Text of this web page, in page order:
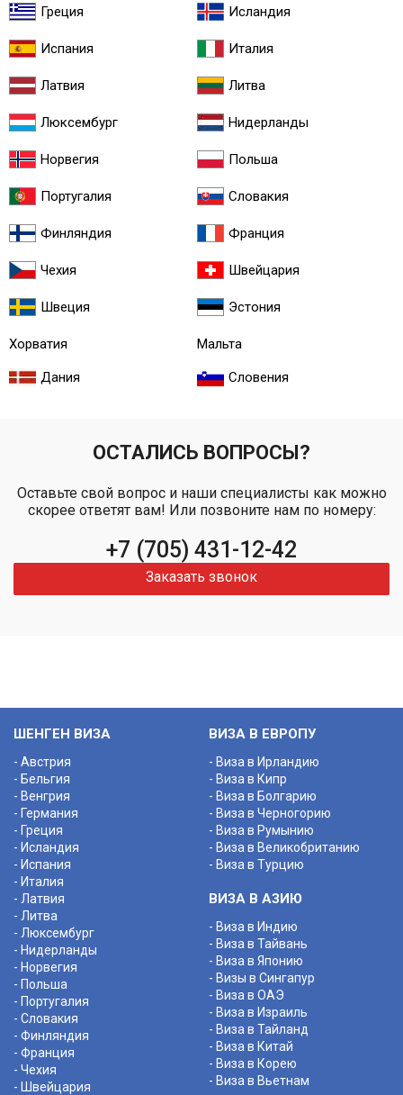
Греция Исландия
Испания Италия
Латвия Литва
Люксембург Нидерланды
Норвегия Польша
Португалия Словакия
Финляндия Франция
Чехия Швейцария
Швеция Эстония
Хорватия Мальта
Дания Словения
ОСТАЛИСЬ ВОПРОСЫ?
Оставьте свой вопрос и наши специалисты как можно
скорее ответят вам! Или позвоните нам по номеру:
+7 (705) 431-12-42
Заказать звонок
ШЕНГЕН ВИЗА
- Австрия
- Бельгия
- Венгрия
- Германия
- Греция
- Исландия
- Испания
- Италия
- Латвия
- Литва
- Люксембург
- Нидерланды
- Норвегия
- Польша
- Португалия
- Словакия
- Финляндия
- Франция
- Чехия
- Швейцария
ВИЗА В ЕВРОПУ
- Виза в Ирландию
- Виза в Кипр
- Виза в Болгарию
- Виза в Черногорию
- Виза в Румынию
- Виза в Великобританию
- Виза в Турцию
ВИЗА В АЗИЮ
- Виза в Индию
- Виза в Тайвань
- Виза в Японию
- Визы в Сингапур
- Виза в ОАЭ
- Виза в Израиль
- Виза в Тайланд
- Виза в Китай
- Виза в Корею
- Виза в Вьетнам